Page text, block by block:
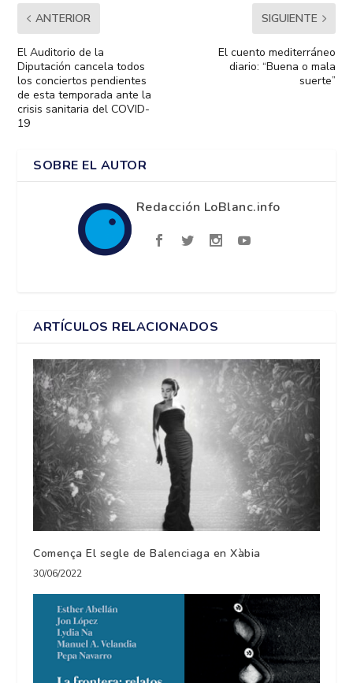
ANTERIOR
El Auditorio de la
Diputación cancela todos
los conciertos pendientes
de esta temporada ante la
crisis sanitaria del COVID-
19
SIGUIENTE
El cuento mediterráneo
diario: “Buena o mala
suerte”
SOBRE EL AUTOR
Redacción LoBlanc.info
ARTÍCULOS RELACIONADOS
Comença El segle de Balenciaga en Xàbia
30/06/2022